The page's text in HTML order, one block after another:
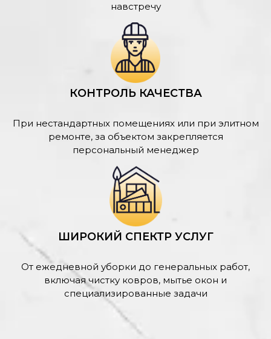
навстречу
КОНТРОЛЬ КАЧЕСТВА
При нестандартных помещениях или при элитном
ремонте, за объектом закрепляется
персональный менеджер
ШИРОКИЙ СПЕКТР УСЛУГ
От ежедневной уборки до генеральных работ,
включая чистку ковров, мытье окон и
специализированные задачи